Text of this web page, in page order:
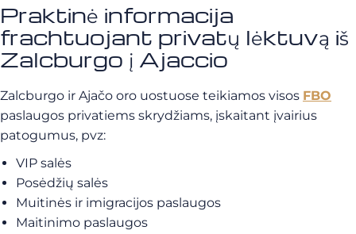
Praktinė informacija
frachtuojant privatų lėktuvą iš
Zalcburgo į Ajaccio
Zalcburgo ir Ajačo oro uostuose teikiamos visos FBO
paslaugos privatiems skrydžiams, įskaitant įvairius
patogumus, pvz:
VIP salės
Posėdžių salės
Muitinės ir imigracijos paslaugos
Maitinimo paslaugos